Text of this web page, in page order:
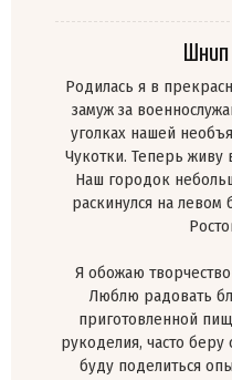
Шнип
Родилась я в
замуж за
уголках нашей
Чукотки. Теперь живу
Наш городок
раскинулся на
Я обожаю
Люблю радовать
приготовленной
рукоделия, часто
буду поделиться